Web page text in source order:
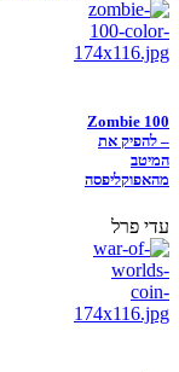
Zombie 100
– להפיק את
המיטב
מהאפוקליפסה
עדי פרל